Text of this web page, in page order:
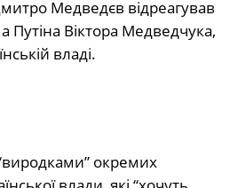
Медведєв відреагував
Путіна Віктора Медведчука,
владі.
окремих